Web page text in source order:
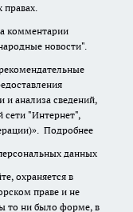
правах.
комментарии
новости".
и анализа сведений,
сети "Интернет",
Подробнее
данных
охраняется в
праве и не
то ни было форме, в